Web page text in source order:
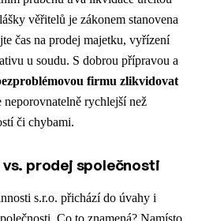
věřitelů je zákonem stanovena
čas na prodej majetku, vyřízení
u soudu. S dobrou přípravou a
firmu zlikvidovat
neporovnatelně rychlejší než
či chybami.
prodej společnosti
s.r.o. přichází do úvahy i
Co to znamená? Namísto